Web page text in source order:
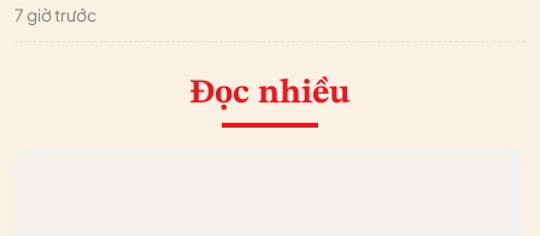
7 giờ trước
Đọc nhiều